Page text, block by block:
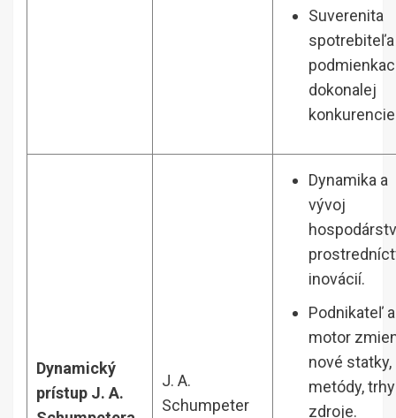
Suverenita
dokonalej
Dynamický
prístup J. A.
J. A.
Schumpeter
Dynamika a
vývoj
inovácií.
Podnikateľ
motor
nové statky,
metódy,
zdroje.